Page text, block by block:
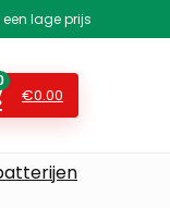
lage prijs
€0.00